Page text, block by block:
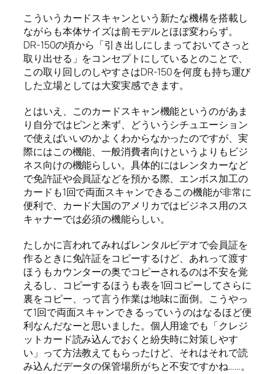
こういうカードスキャンという新たな機構を搭載し
ながらも本体サイズは前モデルとほぼ変わらず。
DR-150の頃から「引き出しにしまっておいてさっと
取り出せる」をコンセプトにしているとのことで、
この取り回しのしやすさはDR-150を何度も持ち運び
した立場としては大変実感できます。
とはいえ、このカードスキャン機能というのがあま
り自分ではピンと来ず、どういうシチュエーション
で使えばいいのかよくわからなかったのですが、実
際にはこの機能、一般消費者向けというよりもビジ
ネス向けの機能らしい。具体的にはレンタカーなど
で免許証や会員証などを預かる際、エンボス加工の
カードも1回で両面スキャンできるこの機能が非常に
便利で、カード大国のアメリカではビジネス用のス
キャナーでは必須の機能らしい。
たしかに言われてみればレンタルビデオで会員証を
作るときに免許証をコピーするけど、あれって渡す
ほうもカウンターの奥でコピーされるのは不安を覚
えるし、コピーするほうも表を1回コピーしてさらに
裏をコピー、って言う作業は地味に面倒。こうやっ
て1回で両面スキャンできるっていうのはなるほど便
利なんだなーと思いました。個人用途でも「クレジ
ットカード読み込んでおくと紛失時に対策しやす
い」って方法教えてもらったけど、それはそれで読
み込んだデータの保管場所がちと不安ですかね……。